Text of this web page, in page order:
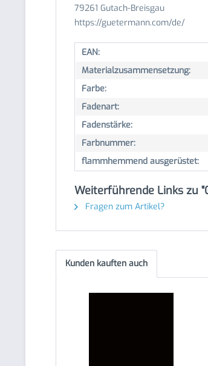
79261 Gutach-Breisgau
https://guetermann.com/de/
EAN:
Materialzusammensetzung:
Farbe:
Fadenart:
Fadenstärke:
Farbnummer:
flammhemmend ausgerüstet:
Weiterführende Links zu
Fragen zum Artikel?
Kunden kauften auch